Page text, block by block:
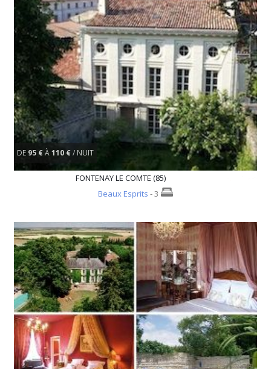
DE 95 €À110 €/ NUIT
FONTENAY LE COMTE (85)
Beaux Esprits - 3